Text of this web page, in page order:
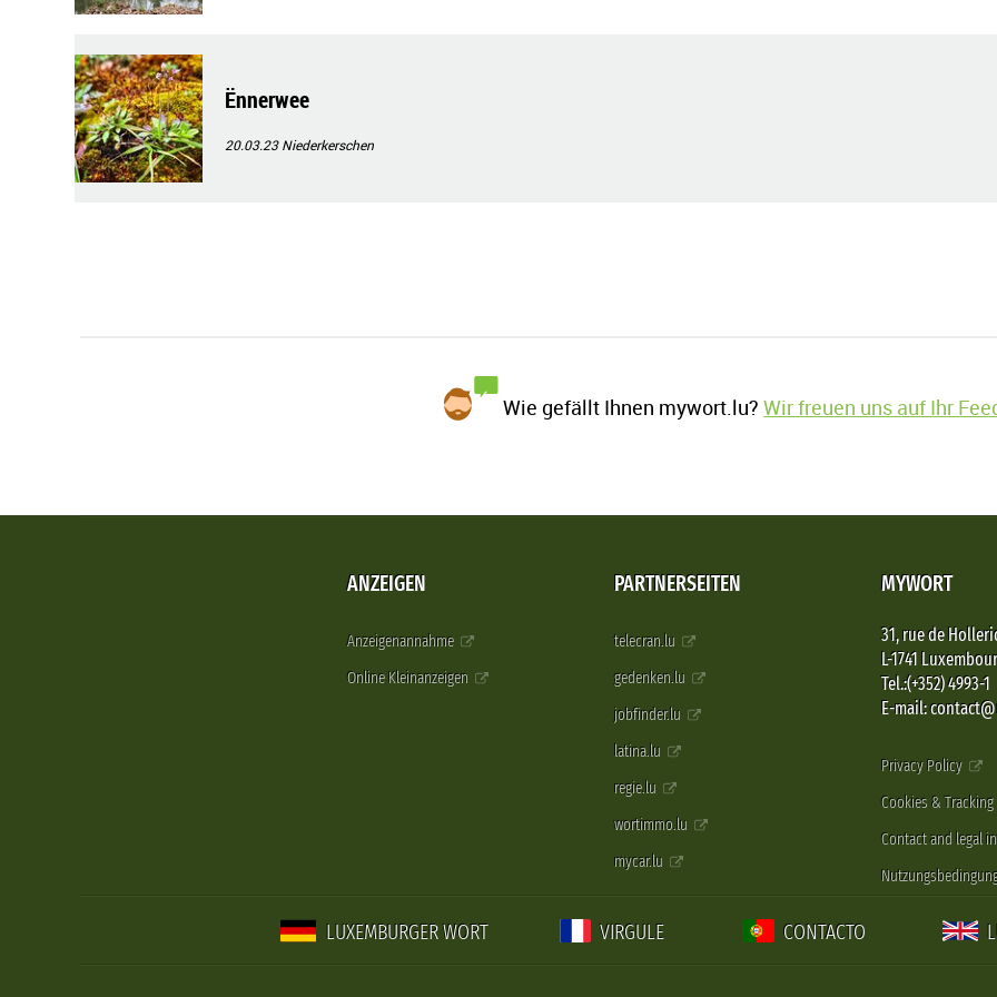
Ënnerwee
20.03.23Niederkerschen
Wie gefällt Ihnen mywort.lu?Wir freuen uns auf Ihr
ANZEIGEN
Anzeigenannahme
Online Kleinanzeigen
PARTNERSEITEN
telecran.lu
gedenken.lu
jobfinder.lu
latina.lu
regie.lu
wortimmo.lu
mycar.lu
MYWORT
31, rue de
L-1741
Tel.:(+352) 4993-1
E-mail:
Privacy Policy
Cookies & Tracking
Contact and legal
LUXEMBURGER WORT VIRGULE CONTACTO